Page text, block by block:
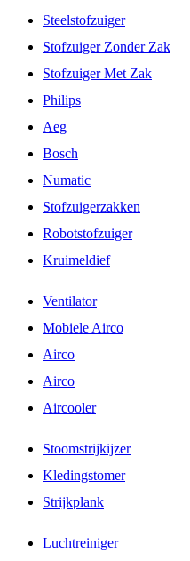
Steelstofzuiger
Stofzuiger Zonder Zak
Stofzuiger Met Zak
Philips
Aeg
Bosch
Numatic
Stofzuigerzakken
Robotstofzuiger
Kruimeldief
Ventilator
Mobiele Airco
Airco
Airco
Aircooler
Stoomstrijkijzer
Kledingstomer
Strijkplank
Luchtreiniger